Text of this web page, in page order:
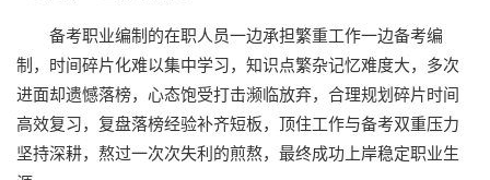
备考职业编制的在职人员一边承担繁重工作一边备考编
制，时间碎片化难以集中学习，知识点繁杂记忆难度大，多次
进面却遗憾落榜，心态饱受打击濒临放弃，合理规划碎片时间
高效复习，复盘落榜经验补齐短板，顶住工作与备考双重压力
坚持深耕，熬过一次次失利的煎熬，最终成功上岸稳定职业生